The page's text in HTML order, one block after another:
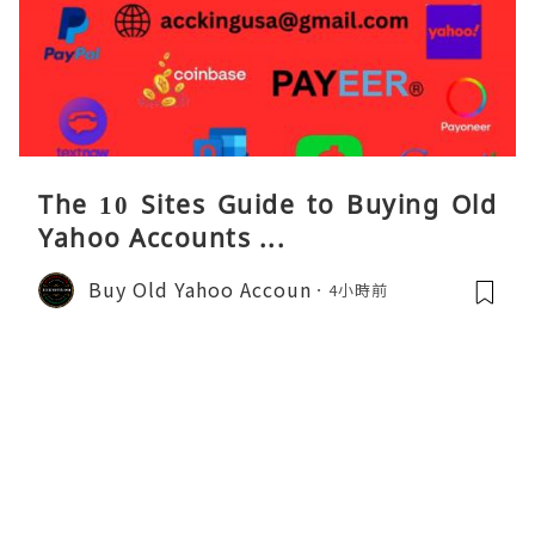
The 10 Sites Guide to Buying Old
Yahoo Accounts ...
Buy Old Yahoo Accoun 4小時前